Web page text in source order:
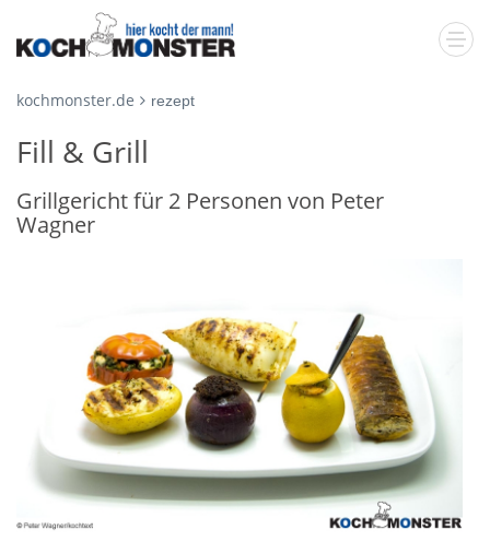
kochmonster.de rezept
Fill & Grill
Grillgericht für 2 Personen von Peter
Wagner